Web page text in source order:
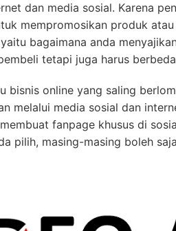
dan media sosial. Karena
mempromosikan produk
bagaimana anda
tetapi juga harus
bisnis online yang saling
melalui media sosial dan
fanpage khusus di
pilih, masing-masing boleh